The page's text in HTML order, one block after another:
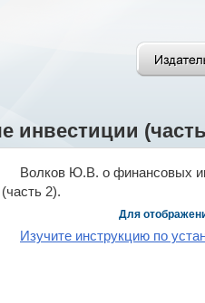
инвестиции
Волков Ю.В. о финансовых
(часть 2).
Для
Изучите инструкцию по